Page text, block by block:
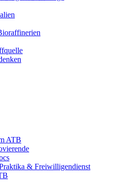
ATB
& Freiwilligendienst